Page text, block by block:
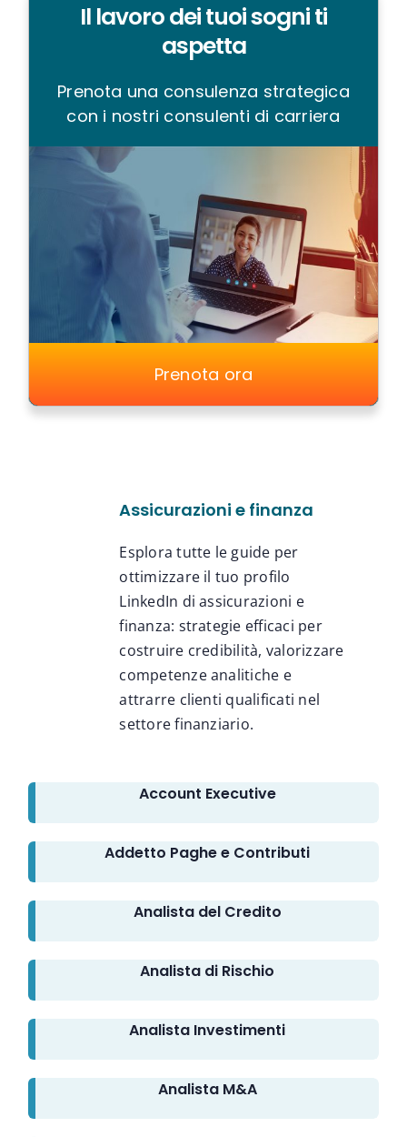
Il lavoro dei tuoi sogni ti
aspetta
Prenota una consulenza strategica
con i nostri consulenti di carriera
Prenota ora
Assicurazioni e finanza
Esplora tutte le guide per
ottimizzare il tuo profilo
LinkedIn di assicurazioni e
finanza: strategie efficaci per
costruire credibilità, valorizzare
competenze analitiche e
attrarre clienti qualificati nel
settore finanziario.
Account Executive
Addetto Paghe e Contributi
Analista del Credito
Analista di Rischio
Analista Investimenti
Analista M&A